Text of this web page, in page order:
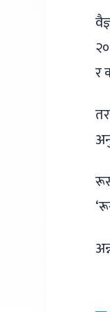
र